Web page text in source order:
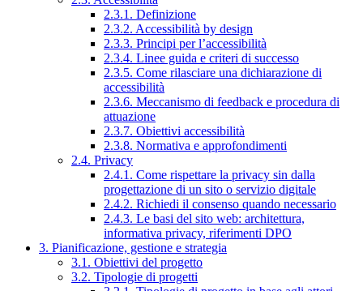
2.3.1. Definizione
2.3.2. Accessibilità by design
2.3.3. Principi per l’accessibilità
2.3.4. Linee guida e criteri di successo
2.3.5. Come rilasciare una dichiarazione di
accessibilità
2.3.6. Meccanismo di feedback e procedura di
attuazione
2.3.7. Obiettivi accessibilità
2.3.8. Normativa e approfondimenti
2.4. Privacy
2.4.1. Come rispettare la privacy sin dalla
progettazione di un sito o servizio digitale
2.4.2. Richiedi il consenso quando necessario
2.4.3. Le basi del sito web: architettura,
informativa privacy, riferimenti DPO
3. Pianificazione, gestione e strategia
3.1. Obiettivi del progetto
3.2. Tipologie di progetti